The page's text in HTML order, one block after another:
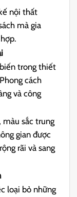
nội thất
mà gia
trong thiết
cách
và công
sắc trung
gian được
rãi và sang
loại bỏ những